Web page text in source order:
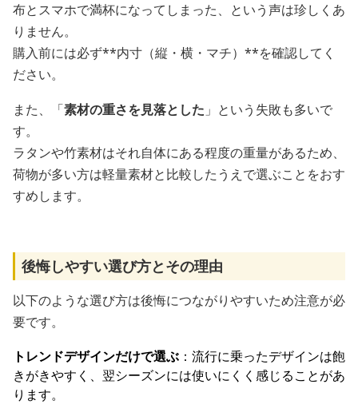
布とスマホで満杯になってしまった、という声は珍しくあ
りません。
購入前には必ず**内寸（縦・横・マチ）**を確認してく
ださい。
また、「素材の重さを見落とした 」という失敗も多いで
す。
ラタンや竹素材はそれ自体にある程度の重量があるため、
荷物が多い方は軽量素材と比較したうえで選ぶことをおす
すめします。
後悔しやすい選び方とその理由
以下のような選び方は後悔につながりやすいため注意が必
要です。
トレンドデザインだけで選ぶ ：流行に乗ったデザインは飽
きがきやすく、翌シーズンには使いにくく感じることがあ
ります。